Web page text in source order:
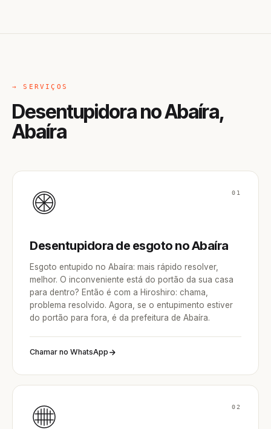
→ SERVIÇOS
Desentupidora no Abaíra,
Abaíra
01
Desentupidora de esgoto no Abaíra
Esgoto entupido no Abaíra: mais rápido resolver,
melhor. O inconveniente está do portão da sua casa
para dentro? Então é com a Hiroshiro: chama,
problema resolvido. Agora, se o entupimento estiver
do portão para fora, é da prefeitura de Abaíra.
Chamar no WhatsApp
02